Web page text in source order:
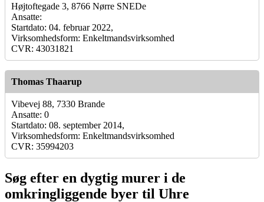
Højtoftegade 3, 8766 Nørre SNEDe
Ansatte:
Startdato: 04. februar 2022,
Virksomhedsform: Enkeltmandsvirksomhed
CVR: 43031821
Thomas Thaarup
Vibevej 88, 7330 Brande
Ansatte: 0
Startdato: 08. september 2014,
Virksomhedsform: Enkeltmandsvirksomhed
CVR: 35994203
Søg efter en dygtig murer i de
omkringliggende byer til Uhre